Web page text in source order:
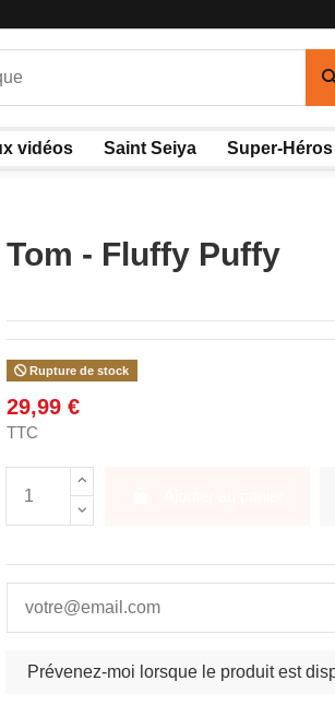
vidéos Saint Seiya Super-Héros
Tom - Fluffy Puffy
Rupture de stock
29,99 €
TTC